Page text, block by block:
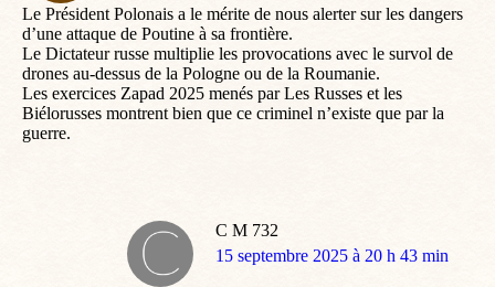
Le Président Polonais a le mérite de nous alerter sur les dangers
d’une attaque de Poutine à sa frontière.
Le Dictateur russe multiplie les provocations avec le survol de
drones au-dessus de la Pologne ou de la Roumanie.
Les exercices Zapad 2025 menés par Les Russes et les
Biélorusses montrent bien que ce criminel n’existe que par la
guerre.
C M 732
dit
15 septembre 2025 à 20 h 43 min